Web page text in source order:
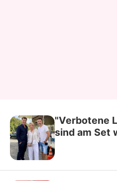
"Verbotene
sind am Set